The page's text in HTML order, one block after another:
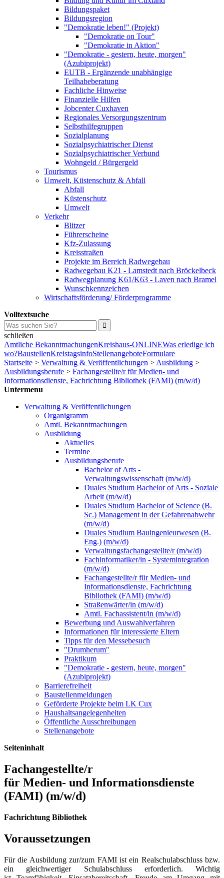
Bildungspaket
Bildungsregion
"Demokratie leben!" (Projekt)
"Demokratie on Tour"
"Demokratie in Aktion"
"Demokratie - gestern, heute, morgen"
(Azubiprojekt)
EUTB - Ergänzende unabhängige
Teilhabeberatung
Fachliche Hinweise
Finanzielle Hilfen
Jobcenter Cuxhaven
Regionales Versorgungszentrum
Selbsthilfegruppen
Sozialplanung
Sozialpsychiatrischer Dienst
Sozialpsychiatrischer Verbund
Wohngeld / Bürgergeld
Tourismus
Umwelt, Küstenschutz & Abfall
Abfall
Küstenschutz
Umwelt
Verkehr
Blitzer
Führerscheine
Kfz-Zulassung
Kreisstraßen
Projekte im Bereich Radwegebau
Radwegebau K21 - Lamstedt nach Bröckelbeck
Radwegplanung K61/K63 - Laven nach Bramel
Wunschkennzeichen
Wirtschaftsförderung/ Förderprogramme
Volltextsuche
schließen
Amtliche BekanntmachungenKreishaus-ONLINEWas erledige ich
wo?BaustellenKreistagsinfoStellenangeboteFormulare
Startseite > Verwaltung & Veröffentlichungen > Ausbildung >
Ausbildungsberufe > Fachangestellte/r für Medien- und
Informationsdienste, Fachrichtung Bibliothek (FAMI) (m/w/d)
Untermenu
Verwaltung & Veröffentlichungen
Organigramm
Amtl. Bekanntmachungen
Ausbildung
Aktuelles
Termine
Ausbildungsberufe
Bachelor of Arts -
Verwaltungswissenschaft (m/w/d)
Duales Studium Bachelor of Arts - Soziale
Arbeit (m/w/d)
Duales Studium Bachelor of Science (B.
Sc.) Management in der Gefahrenabwehr
(m/w/d)
Duales Studium Bauingenieurwesen (B.
Eng.) (m/w/d)
Verwaltungsfachangestellte/r (m/w/d)
Fachinformatiker/in - Systemintegration
(m/w/d)
Fachangestellte/r für Medien- und
Informationsdienste, Fachrichtung
Bibliothek (FAMI) (m/w/d)
Straßenwärter/in (m/w/d)
Amtl. Fachassistent/in (m/w/d)
Bewerbung und Auswahlverfahren
Informationen für interessierte Eltern
Tipps für den Messebesuch
"Drumherum"
Praktikum
"Demokratie - gestern, heute, morgen"
(Azubiprojekt)
Barrierefreiheit
Baustellenmeldungen
Geförderte Projekte beim LK Cux
Haushaltsangelegenheiten
Öffentliche Ausschreibungen
Stellenangebote
Seiteninhalt
Fachangestellte/r
für Medien- und Informationsdienste
(FAMI) (m/w/d)
Fachrichtung Bibliothek
Voraussetzungen
Für die Ausbildung zur/zum FAMI ist ein Realschulabschluss bzw.
ein gleichwertiger Schulabschluss erforderlich. Wichtig